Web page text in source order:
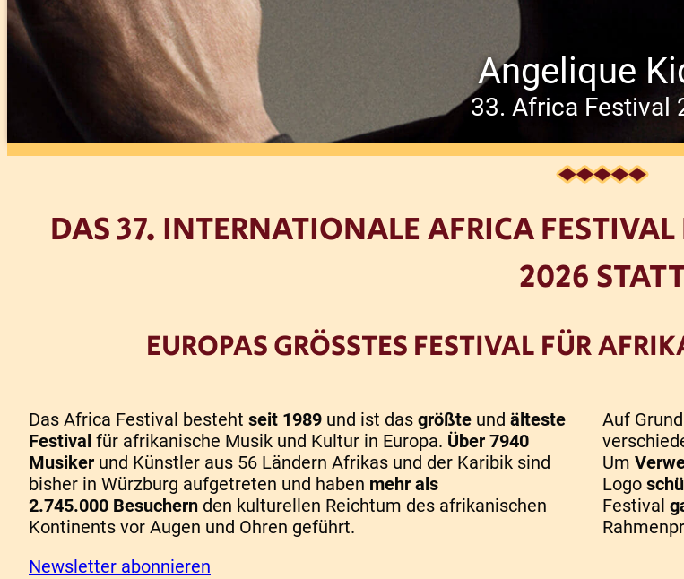
Angelique
33. Africa Festival
DAS 37. INTERNATIONALE AFRICA
2026
EUROPAS GRÖSSTES FESTIVAL FÜR
Das Africa Festival besteht seit 1989 und ist das größte und älteste
Festival für afrikanische Musik und Kultur in Europa. Über 7940
Musiker und Künstler aus 56 Ländern Afrikas und der Karibik sind
bisher in Würzburg aufgetreten und haben mehr als
2.745.000 Besuchern den kulturellen Reichtum des afrikanischen
Kontinents vor Augen und Ohren geführt.
Auf
Um
Logo
Festival
Newsletter abonnieren